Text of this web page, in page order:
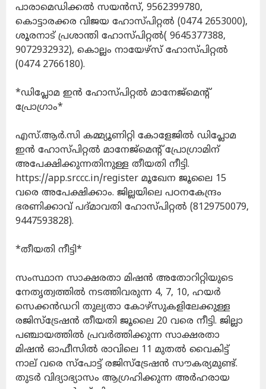
പാരാമെഡിക്കല്‍ സയന്‍സ്, 9562399780,
കൊട്ടാരക്കര വിജയ ഹോസ്പിറ്റല്‍ (0474 2653000),
ശൂരനാട് പ്രശാന്തി ഹോസ്പിറ്റല്‍( 9645377388,
9072932932), കൊല്ലം നായേഴ്സ് ഹോസ്പിറ്റല്‍
(0474 2766180).
*ഡിപ്ലോമ ഇന്‍ ഹോസ്പിറ്റല്‍ മാനേജ്മെന്റ്
പ്രോഗ്രാം*
എസ്.ആര്‍.സി കമ്മ്യൂണിറ്റി കോളേജില്‍ ഡിപ്ലോമ
ഇന്‍ ഹോസ്പിറ്റല്‍ മാനേജ്മെന്റ് പ്രോഗ്രാമിന്
അപേക്ഷിക്കുന്നതിനുള്ള തീയതി നീട്ടി.
https://app.srccc.in/register മൂഖേന ജൂലൈ 15
വരെ അപേക്ഷിക്കാം. ജില്ലയിലെ പഠനകേന്ദ്രം
ഭരണിക്കാവ് പദ്മാവതി ഹോസ്പിറ്റല്‍ (8129750079,
9447593828).
*തീയതി നീട്ടി*
സംസ്ഥാന സാക്ഷരതാ മിഷന്‍ അതോറിറ്റിയുടെ
നേതൃത്വത്തില്‍ നടത്തിവരുന്ന 4, 7, 10, ഹയര്‍
സെക്കന്‍ഡറി തുല്യതാ കോഴ്സുകളിലേക്കുള്ള
രജിസ്ട്രേഷന്‍ തീയതി ജൂലൈ 20 വരെ നീട്ടി. ജില്ലാ
പഞ്ചായത്തില്‍ പ്രവര്‍ത്തിക്കുന്ന സാക്ഷരതാ
മിഷന്‍ ഓഫീസില്‍ രാവിലെ 11 മുതല്‍ വൈകിട്ട്
നാല് വരെ സ്പോട്ട് രജിസ്ട്രേഷന്‍ സൗകര്യമുണ്ട്.
തുടര്‍ വിദ്യാഭ്യാസം ആഗ്രഹിക്കുന്ന അര്‍ഹരായ